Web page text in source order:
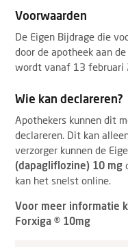
Voorwaarden
De Eigen Bijdrage die
door de apotheek aan
wordt vanaf 13 februari
Wie kan declareren?
Apothekers kunnen dit
declareren. Dit kan
verzorger kunnen de
(dapagliflozine) 10 mg
kan het snelst online.
Voor meer informatie
Forxiga ® 10mg